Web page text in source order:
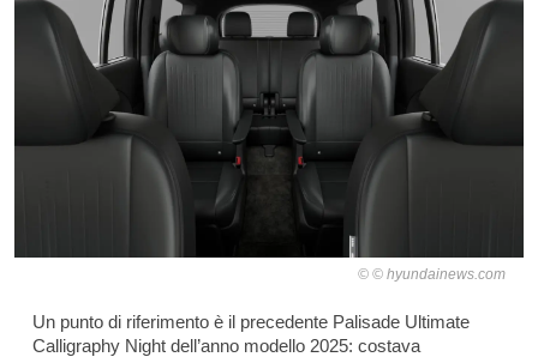
© hyundainews.com
Un punto di riferimento è il precedente Palisade Ultimate
Calligraphy Night dell’anno modello 2025: costava